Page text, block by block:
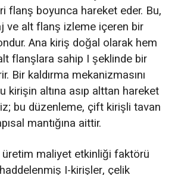
flanş boyunca hareket eder. Bu,
ve alt flanş izleme içeren bir
Ana kiriş doğal olarak hem
flanşlara sahip I şeklinde bir
Bir kaldırma mekanizmasını
kirişin altına asıp alttan hareket
bu düzenleme, çift kirişli tavan
mantığına aittir.
maliyet etkinliği faktörü
haddelenmiş I-kirişler, çelik